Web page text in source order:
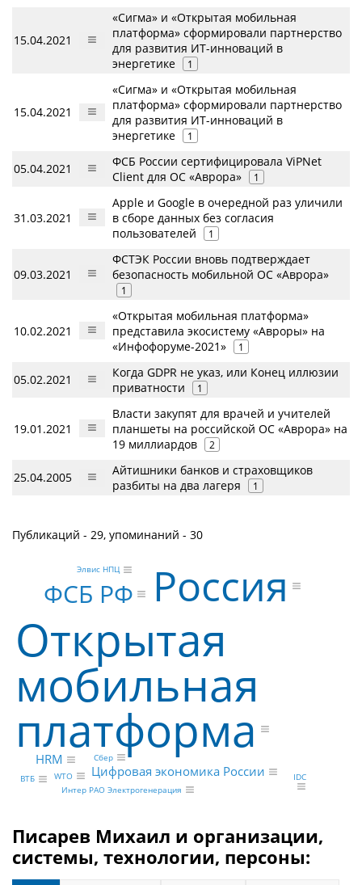
15.04.2021
«Сигма» и «Открытая мобильная
платформа» сформировали партнерство
для развития ИТ-инноваций в
энергетике
1
15.04.2021
«Сигма» и «Открытая мобильная
платформа» сформировали партнерство
для развития ИТ-инноваций в
энергетике
1
05.04.2021
ФСБ России сертифицировала ViPNet
Client для ОС «Аврора»
1
31.03.2021
Apple и Google в очередной раз уличили
в сборе данных без согласия
пользователей
1
09.03.2021
ФСТЭК России вновь подтверждает
безопасность мобильной ОС «Аврора»
1
10.02.2021
«Открытая мобильная платформа»
представила экосистему «Авроры» на
«Инфофоруме-2021»
1
05.02.2021
Когда GDPR не указ, или Конец иллюзии
приватности
1
19.01.2021
Власти закупят для врачей и учителей
планшеты на российской ОС «Аврора» на
19 миллиардов
2
25.04.2005
Айтишники банков и страховщиков
разбиты на два лагеря
1
Публикаций - 29, упоминаний - 30
Открытая
мобильная
платформа
Россия
ФСБ РФ
HRM
Цифровая экономика России
ВТБ
Элвис НПЦ
Интер РАО Электрогенерация
Сбер
WTO
IDC
Писарев Михаил и организации,
системы, технологии, персоны: